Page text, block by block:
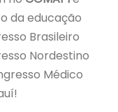
da educação
Brasileiro
Nordestino
Médico